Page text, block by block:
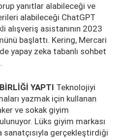
yanıtlar alabileceği ve
alabileceği ChatGPT
alışveriş asistanının 2023
başlattı. Kering, Mercari
yapay zeka tabanlı sohbet
YAPTI Teknolojiyi
yazmak için kullanan
ve sokak giyim
Lüks giyim markası
sanatçısıyla gerçekleştirdiği